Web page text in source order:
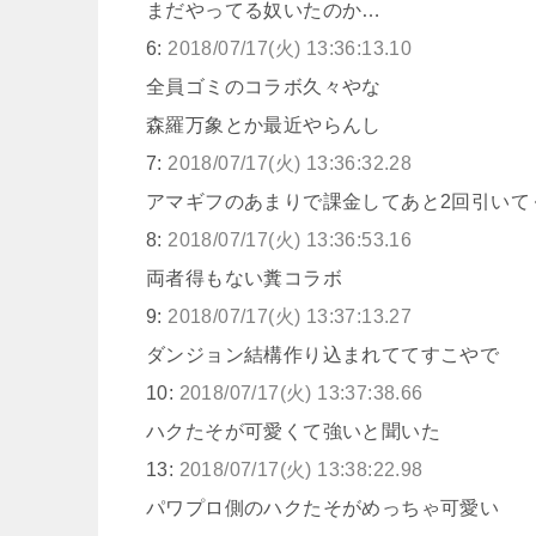
まだやってる奴いたのか…
6: 2018/07/17(火) 13:36:13.10
全員ゴミのコラボ久々やな
森羅万象とか最近やらんし
7: 2018/07/17(火) 13:36:32.28
アマギフのあまりで課金してあと2回引いて
8: 2018/07/17(火) 13:36:53.16
両者得もない糞コラボ
9: 2018/07/17(火) 13:37:13.27
ダンジョン結構作り込まれててすこやで
10: 2018/07/17(火) 13:37:38.66
ハクたそが可愛くて強いと聞いた
13: 2018/07/17(火) 13:38:22.98
パワプロ側のハクたそがめっちゃ可愛い